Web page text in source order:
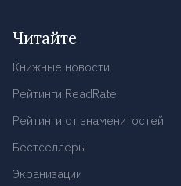
Читайте
Книжные новости
Рейтинги ReadRate
Рейтинги от знаменитостей
Бестселлеры
Экранизации